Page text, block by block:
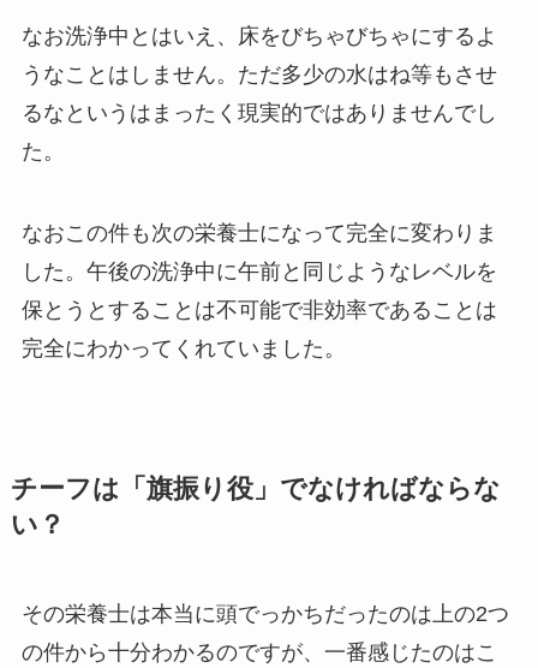
なお洗浄中とはいえ、床をびちゃびちゃにするよ
うなことはしません。ただ多少の水はね等もさせ
るなというはまったく現実的ではありませんでし
た。
なおこの件も次の栄養士になって完全に変わりま
した。午後の洗浄中に午前と同じようなレベルを
保とうとすることは不可能で非効率であることは
完全にわかってくれていました。
チーフは「旗振り役」でなければならな
い？
その栄養士は本当に頭でっかちだったのは上の2つ
の件から十分わかるのですが、一番感じたのはこ